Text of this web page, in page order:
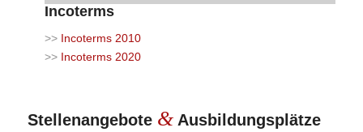
Incoterms
>> Incoterms 2010
>> Incoterms 2020
Stellenangebote &Ausbildungsplätze